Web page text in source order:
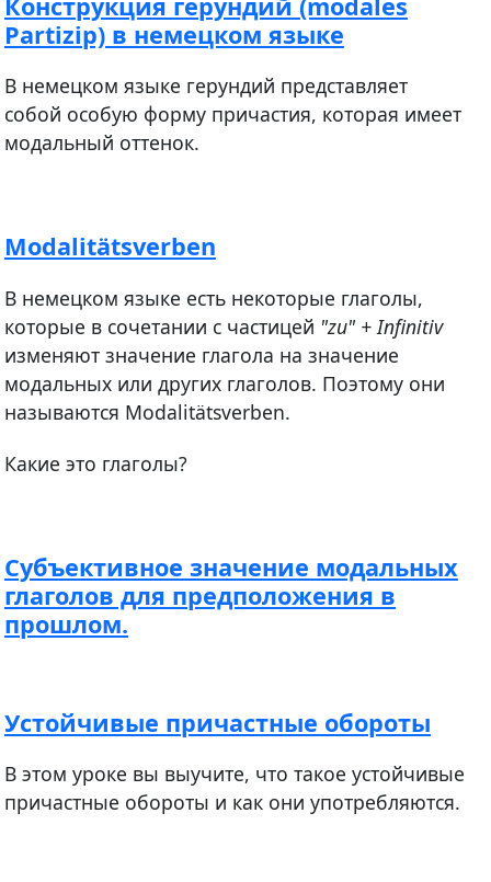
Partizip) в немецком языке
В немецком языке герундий представляет
собой особую форму причастия, которая имеет
модальный оттенок.
Modalitätsverben
В немецком языке есть некоторые глаголы,
которые в сочетании с частицей "zu" + Infinitiv
изменяют значение глагола на значение
модальных или других глаголов. Поэтому они
называются Modalitätsverben.
Какие это глаголы?
Cубъективное значение модальных
глаголов для предположения в
прошлом.
Устойчивые причастные обороты
В этом уроке вы выучите, что такое устойчивые
причастные обороты и как они употребляются.